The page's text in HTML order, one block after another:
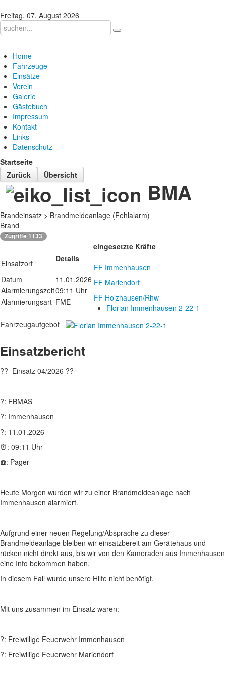
Freitag, 07. August 2026
Home
Fahrzeuge
Einsätze
Verein
Galerie
Gästebuch
Impressum
Kontakt
Links
Datenschutz
Startseite
Zurück
Übersicht
BMA
Brandeinsatz > Brandmeldeanlage (Fehlalarm)
Brand
Zugriffe 1133
Einsatzort Details
Datum
11.01.2026
Alarmierungszeit09:11 Uhr
Alarmierungsart FME
eingesetzte Kräfte
FF Immenhausen
FF Mariendorf
FF Holzhausen/Rhw
Florian Immenhausen 2-22-1
Fahrzeugaufgebot
Einsatzbericht
?? Einsatz 04/2026 ??
?: FBMAS
?: Immenhausen
?: 11.01.2026
⏰: 09:11 Uhr
☎️: Pager
Heute Morgen wurden wir zu einer Brandmeldeanlage nach
Immenhausen alarmiert.
Aufgrund einer neuen Regelung/Absprache zu dieser
Brandmeldeanlage bleiben wir einsatzbereit am Gerätehaus und
rücken nicht direkt aus, bis wir von den Kameraden aus Immenhausen
eine Info bekommen haben.
In diesem Fall wurde unsere Hilfe nicht benötigt.
Mit uns zusammen im Einsatz waren:
?: Freiwillige Feuerwehr Immenhausen
?: Freiwillige Feuerwehr Mariendorf